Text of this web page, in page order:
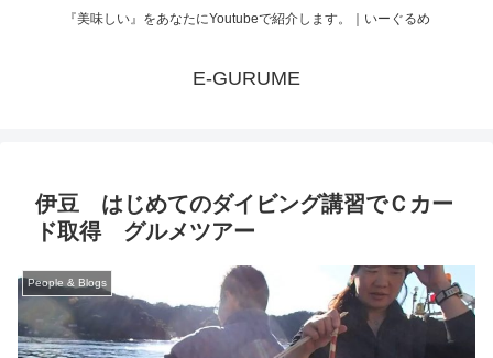
『美味しい』をあなたにYoutubeで紹介します。｜いーぐるめ
E-GURUME
伊豆 はじめてのダイビング講習でＣカー
ド取得 グルメツアー
People & Blogs